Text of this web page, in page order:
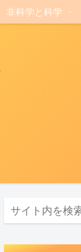
非科学と科学